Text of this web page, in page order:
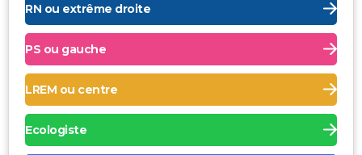
RN ou extrême droite
PS ou gauche
LREM ou centre
Ecologiste